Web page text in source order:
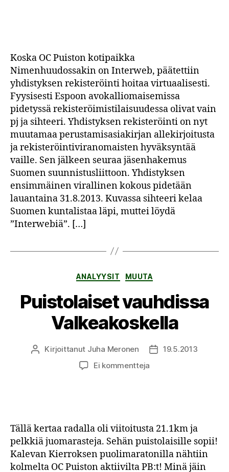
Koska OC Puiston kotipaikka
Nimenhuudossakin on Interweb, päätettiin
yhdistyksen rekisteröinti hoitaa virtuaalisesti.
Fyysisesti Espoon avokalliomaisemissa
pidetyssä rekisteröimistilaisuudessa olivat vain
pj ja sihteeri. Yhdistyksen rekisteröinti on nyt
muutamaa perustamisasiakirjan allekirjoitusta
ja rekisteröintiviranomaisten hyväksyntää
vaille. Sen jälkeen seuraa jäsenhakemus
Suomen suunnistusliittoon. Yhdistyksen
ensimmäinen virallinen kokous pidetään
lauantaina 31.8.2013. Kuvassa sihteeri kelaa
Suomen kuntalistaa läpi, muttei löydä
”Interwebiä”. […]
Kategoriat
ANALYYSIT MUUTA
Puistolaiset vauhdissa
Valkeakoskella
Kirjoittaja
Kirjoittanut Juha Meronen Julkaisupäivämäärä
19.5.2013
Ei kommentteja
Tällä kertaa radalla oli viitoitusta 21.1km ja
pelkkiä juomarasteja. Sehän puistolaisille sopii!
Kalevan Kierroksen puolimaratonilla nähtiin
kolmelta OC Puiston aktiivilta PB:t! Minä jäin